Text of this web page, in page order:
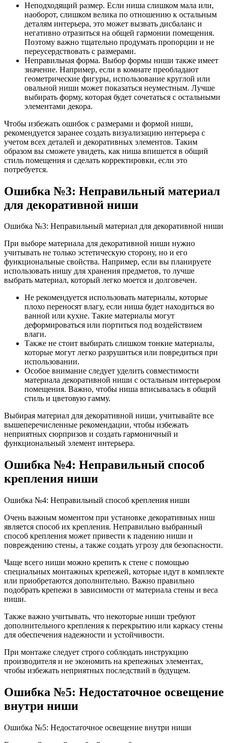
Неподходящий размер. Если ниша слишком мала или,
наоборот, слишком велика по отношению к остальным
деталям интерьера, это может вызвать дисбаланс и
негативно отразиться на общей гармонии помещения.
Поэтому важно тщательно продумать пропорции и не
переусердствовать с размерами.
Неправильная форма. Выбор формы ниши также имеет
значение. Например, если в комнате преобладают
геометрические фигуры, использование круглой или
овальной ниши может показаться неуместным. Лучше
выбирать форму, которая будет сочетаться с остальными
элементами декора.
Чтобы избежать ошибок с размерами и формой ниши,
рекомендуется заранее создать визуализацию интерьера с
учетом всех деталей и декоративных элементов. Таким
образом вы сможете увидеть, как ниша впишется в общий
стиль помещения и сделать корректировки, если это
потребуется.
Ошибка №3: Неправильный материал
для декоративной ниши
Ошибка №3: Неправильный материал для декоративной ниши
При выборе материала для декоративной ниши нужно
учитывать не только эстетическую сторону, но и его
функциональные свойства. Например, если вы планируете
использовать нишу для хранения предметов, то лучше
выбрать материал, который легко моется и долговечен.
Не рекомендуется использовать материалы, которые
плохо переносят влагу, если ниша будет находиться во
ванной или кухне. Такие материалы могут
деформироваться или портиться под воздействием
влаги.
Также не стоит выбирать слишком тонкие материалы,
которые могут легко разрушиться или повредиться при
использовании.
Особое внимание следует уделить совместимости
материала декоративной ниши с остальным интерьером
помещения. Важно, чтобы ниша вписывалась в общий
стиль и цветовую гамму.
Выбирая материал для декоративной ниши, учитывайте все
вышеперечисленные рекомендации, чтобы избежать
неприятных сюрпризов и создать гармоничный и
функциональный элемент интерьера.
Ошибка №4: Неправильный способ
крепления ниши
Ошибка №4: Неправильный способ крепления ниши
Очень важным моментом при установке декоративных ниш
является способ их крепления. Неправильно выбранный
способ крепления может привести к падению ниши и
повреждению стены, а также создать угрозу для безопасности.
Чаще всего ниши можно крепить к стене с помощью
специальных монтажных крепежей, которые идут в комплекте
или приобретаются дополнительно. Важно правильно
подобрать крепежи в зависимости от материала стены и веса
ниши.
Также важно учитывать, что некоторые ниши требуют
дополнительного крепления к перекрытию или каркасу стены
для обеспечения надежности и устойчивости.
При монтаже следует строго соблюдать инструкцию
производителя и не экономить на крепежных элементах,
чтобы избежать неприятных последствий в будущем.
Ошибка №5: Недостаточное освещение
внутри ниши
Ошибка №5: Недостаточное освещение внутри ниши